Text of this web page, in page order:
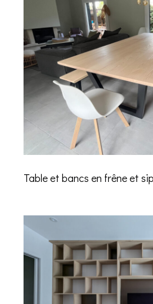
Table et bancs en frêne et